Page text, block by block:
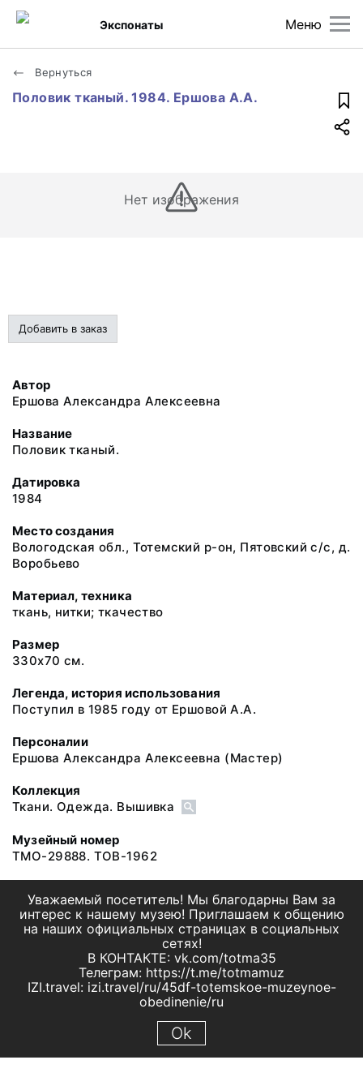
Меню
Экспонаты
Вернуться
Половик тканый. 1984. Ершова А.А.
Нет изображения
Добавить в заказ
Автор
Ершова Александра Алексеевна
Название
Половик тканый.
Датировка
1984
Место создания
Вологодская обл., Тотемский р-он, Пятовский с/с, д.
Воробьево
Материал, техника
ткань, нитки; ткачество
Размер
330х70 см.
Легенда, история использования
Поступил в 1985 году от Ершовой А.А.
Персоналии
Ершова Александра Алексеевна (Мастер)
Коллекция
Ткани. Одежда. Вышивка
Музейный номер
ТМО-29888. ТОВ-1962
Уважаемый посетитель! Мы благодарны Вам за
интерес к нашему музею! Приглашаем к общению
на наших официальных страницах в социальных
сетях!
В КОНТАКТЕ: vk.com/totma35
Телеграм: https://t.me/totmamuz
IZI.travel: izi.travel/ru/45df-totemskoe-muzeynoe-
obedinenie/ru
Ok